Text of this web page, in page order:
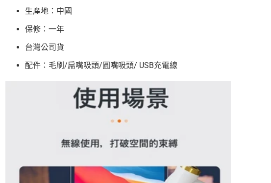
生產地：中國
保修：一年
台灣公司貨
配件：毛刷/扁嘴吸頭/圓嘴吸頭/ USB充電線